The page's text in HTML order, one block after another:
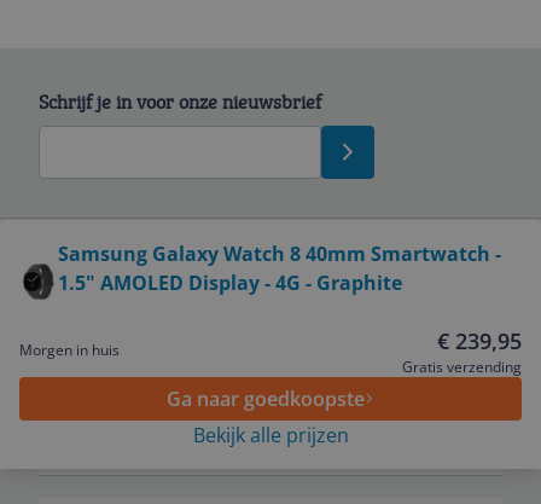
Samsung Galaxy Watch 8 40mm Smartwatch -
1.5" AMOLED Display - 4G - Graphite
Morgen in huis € 239,95
Gratis verzending
Ga naar goedkoopste
Bekijk alle prijzen
Schrijf je in voor onze nieuwsbrief
Service
Algemeen